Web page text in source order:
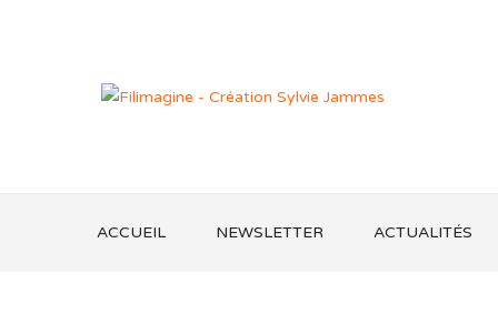
ACCUEIL NEWSLETTER ACTUALITÉS